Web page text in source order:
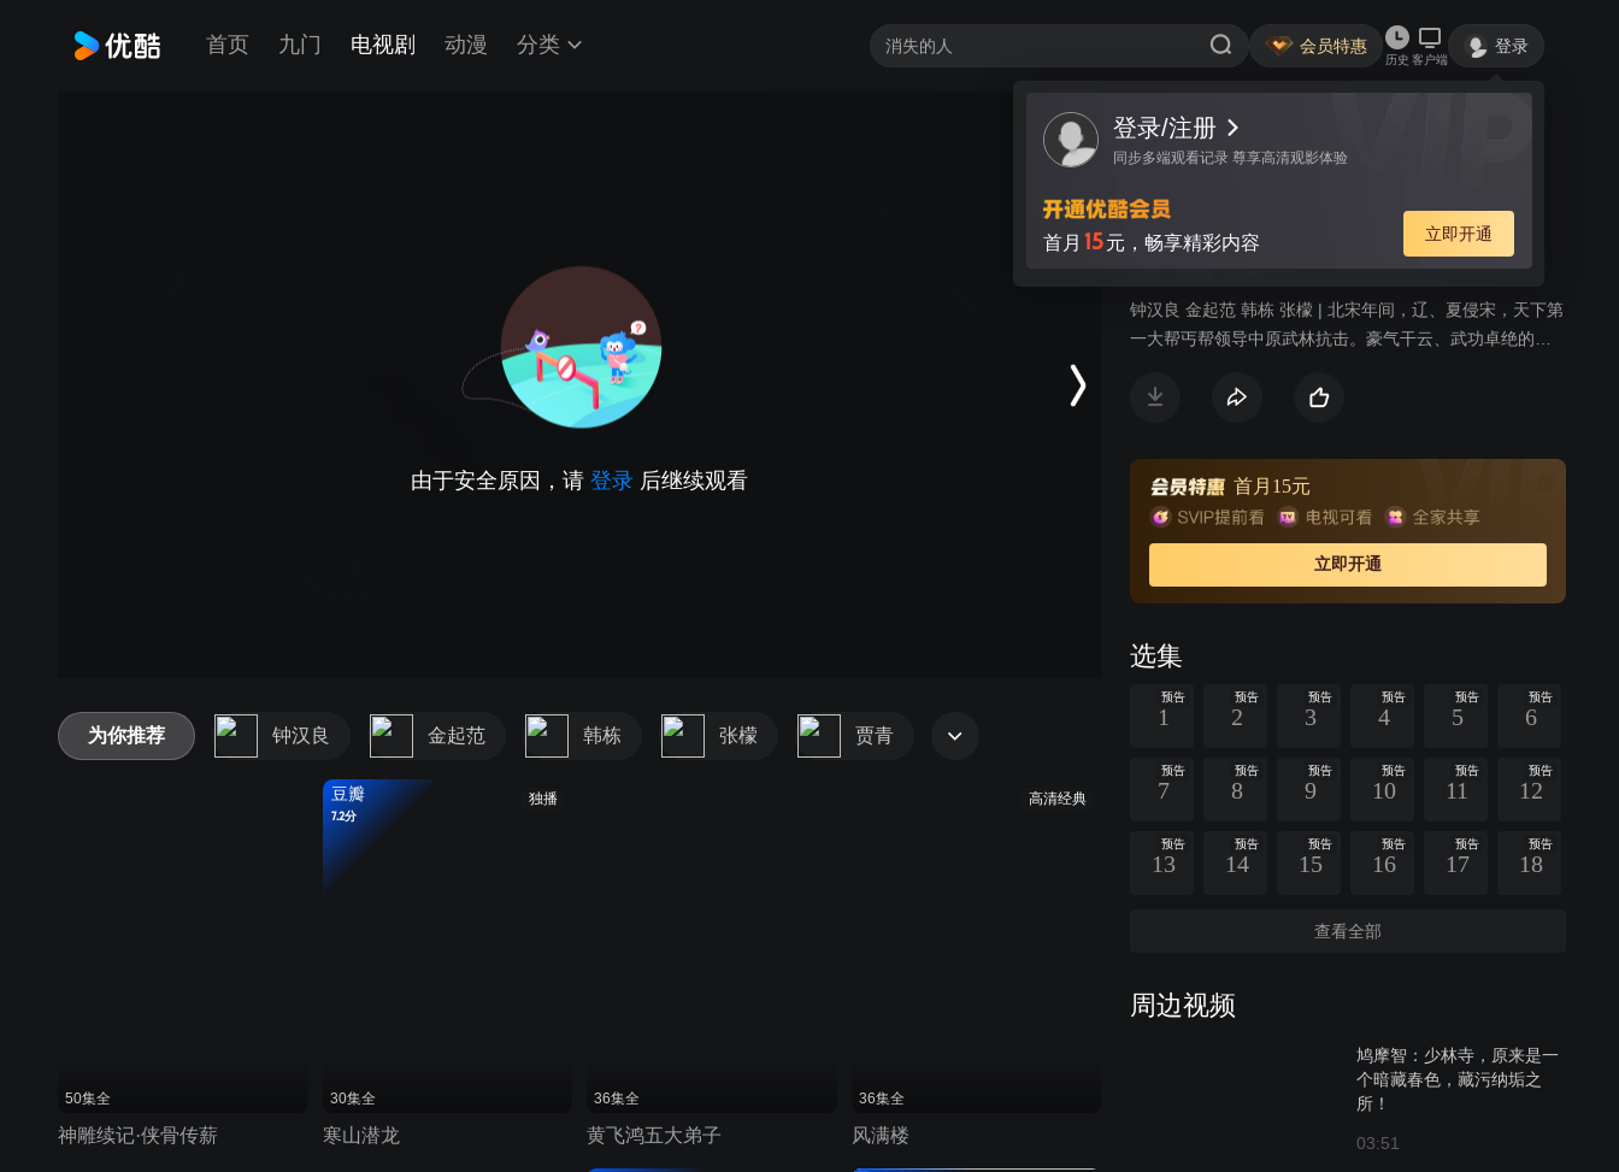
首页 九门 电视剧 动漫 分类 会员特惠
历史 客户端
登录
登录/注册
同步多端观看记录 尊享高清观影体验
首月 15元，畅享精彩内容 立即开通
由于安全原因，请 登录 后继续观看
视频 讨论
天龙八部 湖南卫视TV版 简介
古装
钟汉良 金起范 韩栋 张檬 | 北宋年间，辽、夏侵宋，天下第
一大帮丐帮领导中原武林抗击。豪气干云、武功卓绝的丐
峰四处求证，先后与大理世子段誉和少林弟子虚竹结义，
以死明志。风流倜傥、豁达开朗的段誉逃避习武却屡获奇
功；先后留情于木婉清、钟灵，却痴恋貌若天仙的王语
嫣，最后痴情动天，终得美人芳心。天性纯良、宅心仁厚
的虚竹，因缘契合，成就了与梦姑的一段奇缘，成为西夏
驸马，以及全部由女性组成的灵鹫宫的掌门人。几人的不
豪情壮志、江湖儿女的爱恨情仇的动人故事。
首月15元
立即开通
选集
预告
1
预告
2
预告
3
预告
4
预告
5
预告
6
预告
7
预告
8
预告
9
预告
10
预告
11
预告
12
预告
13
预告
14
预告
15
预告
16
预告
17
预告
18
查看全部
周边视频
鸠摩智：少林寺，原来是一
个暗藏春色，藏污纳垢之
所！
03:51
为你推荐 钟汉良 金起范 韩栋 张檬 贾青
50集全
神雕续记·侠骨传薪
独播
豆瓣
7.2分
30集全
寒山潜龙
36集全
黄飞鸿五大弟子
高清经典
36集全
风满楼